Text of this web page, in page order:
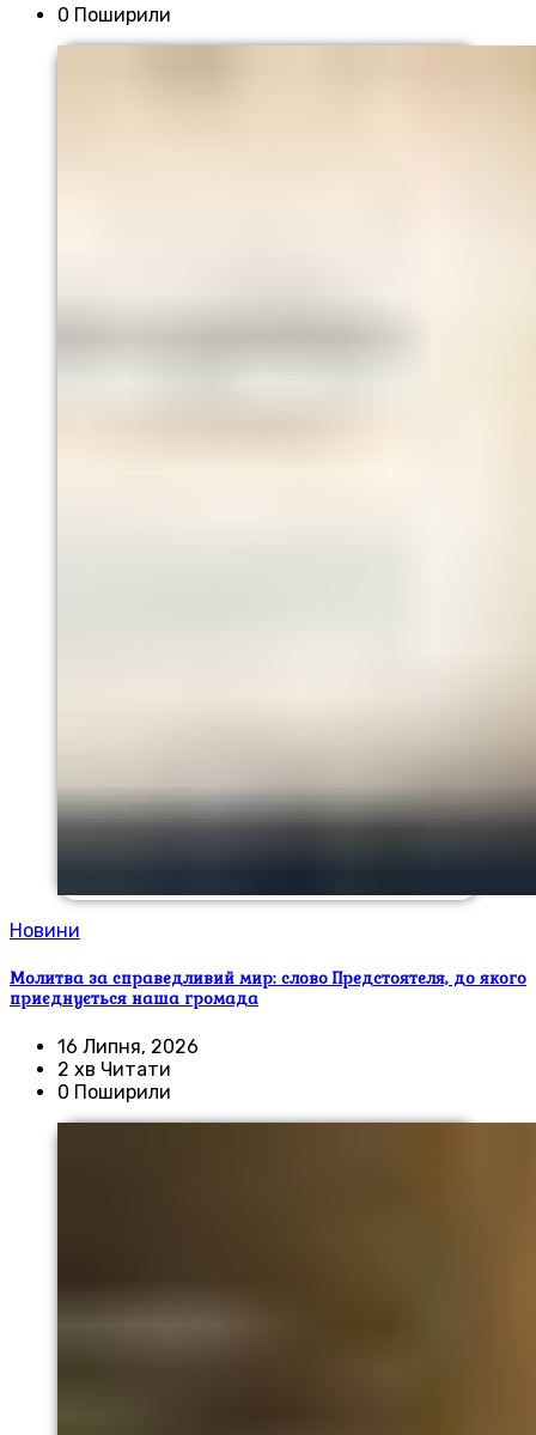
0 Поширили
Новини
Молитва за справедливий мир: слово Предстоятеля, до якого
приєднується наша громада
16 Липня, 2026
2 хв Читати
0 Поширили